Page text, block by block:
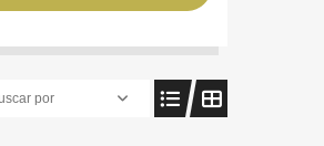
por